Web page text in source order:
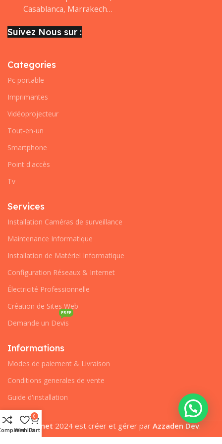
Casablanca, Marrakech…
Suivez Nous sur :
Categories
Pc portable
Imprimantes
Vidéoprojecteur
Tout-en-un
Smartphone
Point d'accès
Tv
Services
Installation Caméras de surveillance
Maintenance Informatique
Installation de Matériel Informatique
Configuration Réseaux & Internet
Électricité Professionnelle
Création de Sites Web
Demande un Devis
FREE
Informations
Modes de paiement & Livraison
Conditions generales de vente
Guide d'installation
Pcplanet 2024 est créer et gérer par Azzaden Dev.
Wishlist
0
Cart